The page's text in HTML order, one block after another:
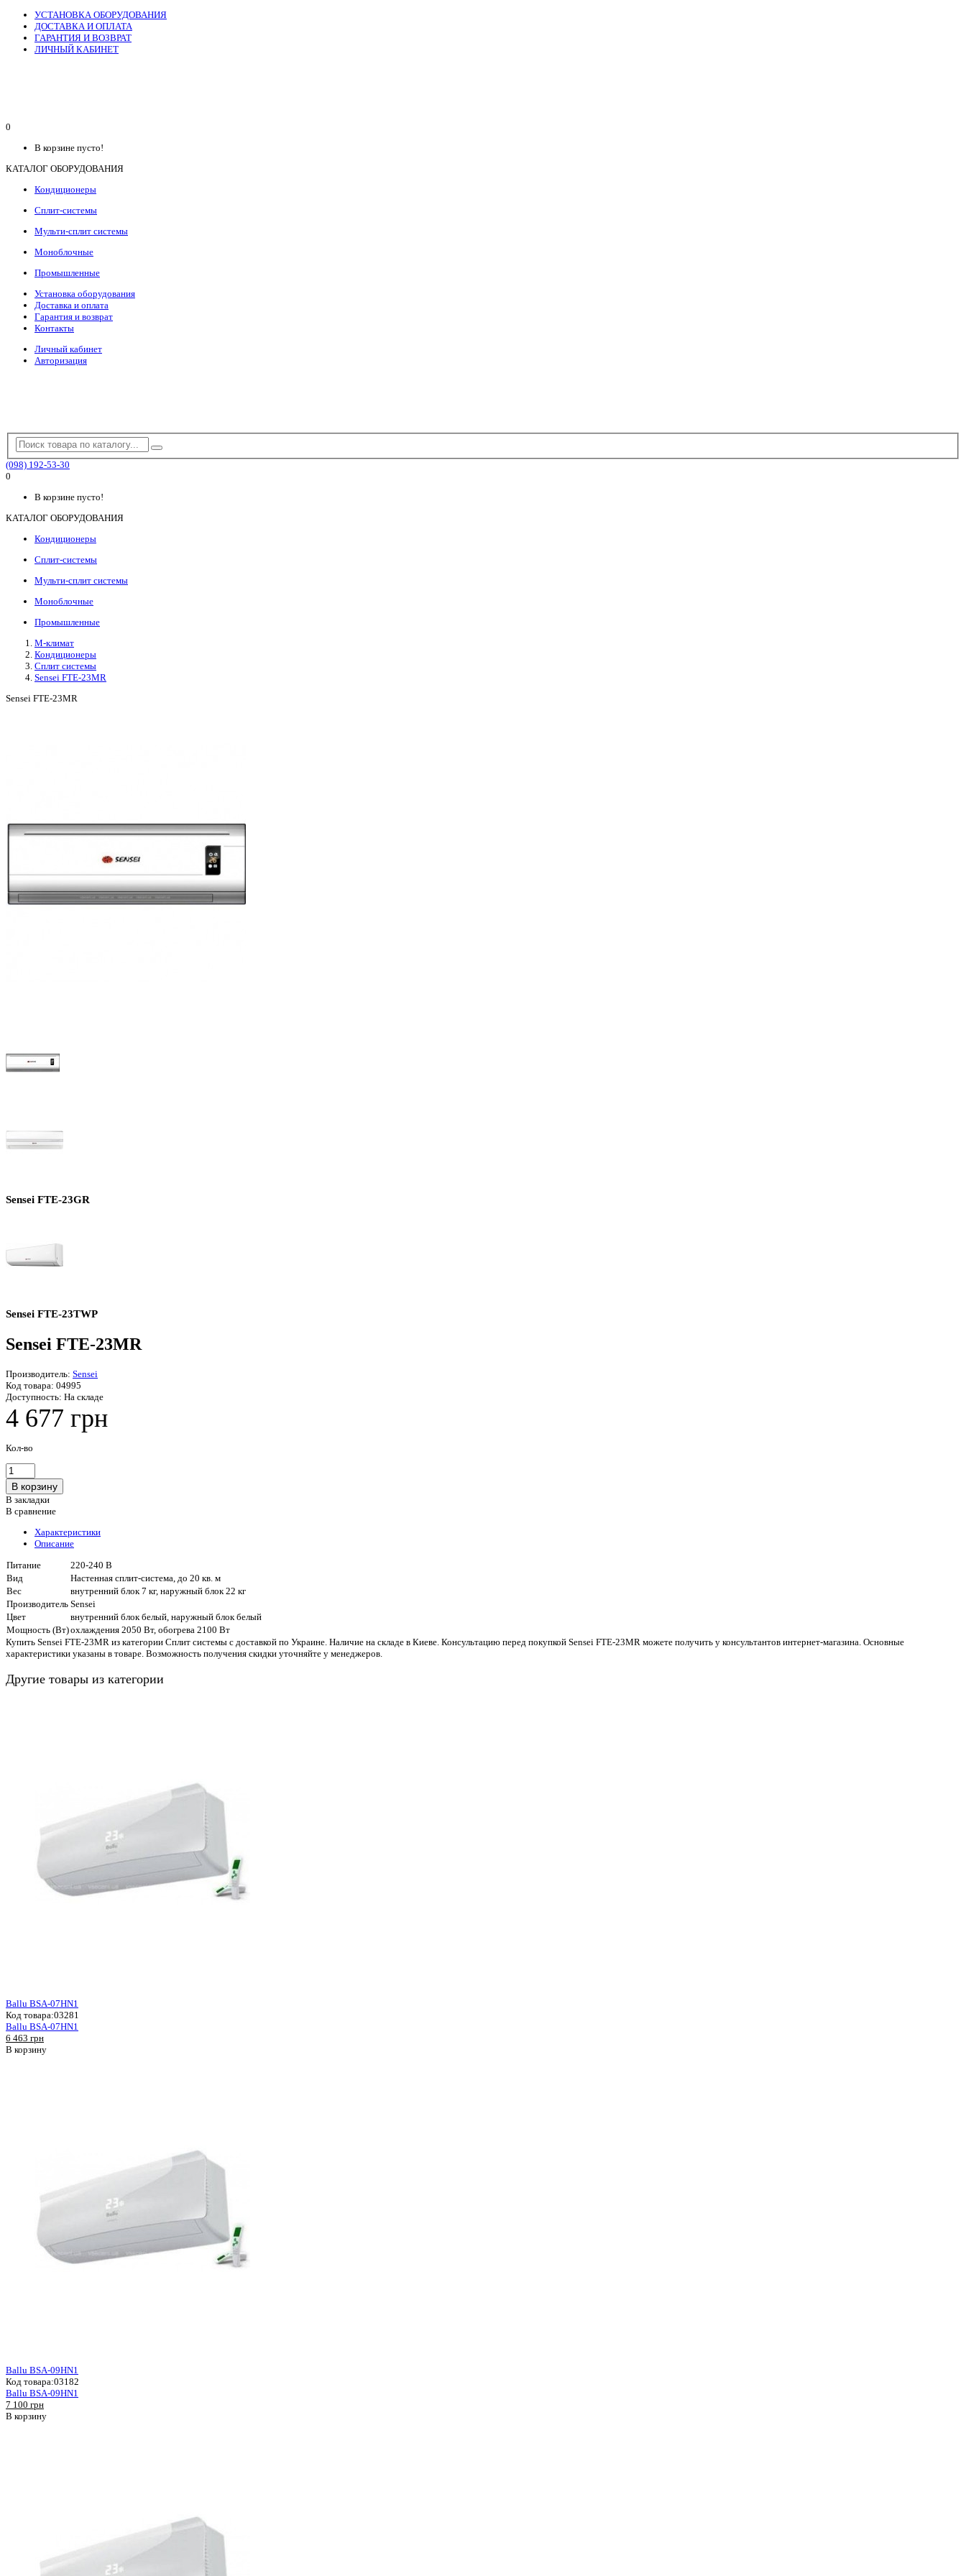
УСТАНОВКА ОБОРУДОВАНИЯ
ДОСТАВКА И ОПЛАТА
ГАРАНТИЯ И ВОЗВРАТ
ЛИЧНЫЙ КАБИНЕТ
0
В корзине пусто!
КАТАЛОГ ОБОРУДОВАНИЯ
Кондиционеры
Сплит-системы
Мульти-сплит системы
Моноблочные
Промышленные
Установка оборудования
Доставка и оплата
Гарантия и возврат
Контакты
Личный кабинет
Авторизация
(098) 192-53-30
0
В корзине пусто!
КАТАЛОГ ОБОРУДОВАНИЯ
Кондиционеры
Сплит-системы
Мульти-сплит системы
Моноблочные
Промышленные
М-климат
Кондиционеры
Сплит системы
Sensei FTE-23MR
Sensei FTE-23MR
Sensei FTE-23GR
Sensei FTE-23TWP
Sensei FTE-23MR
Производитель: Sensei
Код товара: 04995
Доступность: На складе
4 677 грн
Кол-во
В закладки
В сравнение
Характеристики
Описание
Питание
220-240 В
Вид
Настенная сплит-система, до 20 кв. м
Вес
внутренний блок 7 кг, наружный блок 22 кг
Производитель Sensei
Цвет
внутренний блок белый, наружный блок белый
Мощность (Вт)охлаждения 2050 Вт, обогрева 2100 Вт
Купить Sensei FTE-23MR из категории Сплит системы с доставкой по Украине. Наличие на складе в Киеве. Консультацию перед покупкой Sensei FTE-23MR можете получить у консультантов интернет-магазина. Основные
характеристики указаны в товаре. Возможность получения скидки уточняйте у менеджеров.
Другие товары из категории
Ballu BSA-07HN1
Код товара:03281
Ballu BSA-07HN1
6 463 грн
В корзину
Ballu BSA-09HN1
Код товара:03182
Ballu BSA-09HN1
7 100 грн
В корзину